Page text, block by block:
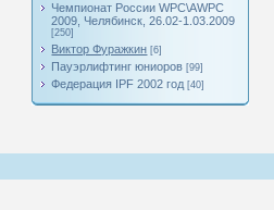
Чемпионат России WPC\AWPC
2009, Челябинск, 26.02-1.03.2009
[250]
Виктор Фуражкин [6]
Пауэрлифтинг юниоров [99]
Федерация IPF 2002 год [40]